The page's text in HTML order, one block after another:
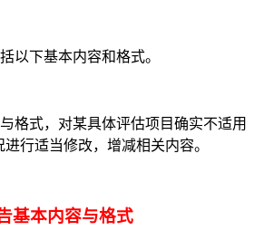
下基本内容和格式。
式，对某具体评估项目确实不适用
行适当修改，增减相关内容。
本内容与格式